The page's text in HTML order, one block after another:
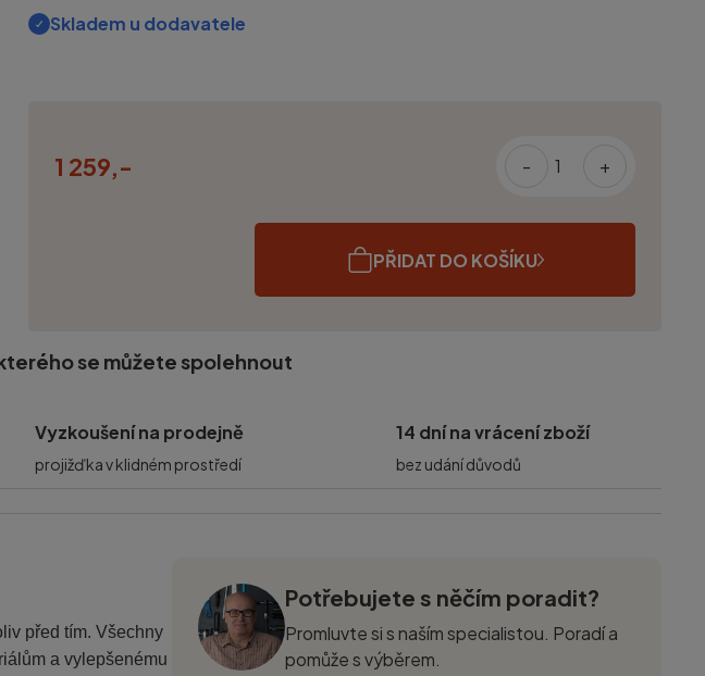
Skladem u dodavatele
1 259,- - +
PŘIDAT DO KOŠÍKU
se můžete spolehnout
Vyzkoušení na prodejně
projižďka v klidném prostředí
14 dní na vrácení zboží
bez udání důvodů
před tím. Všechny
a vylepšenému
Potřebujete s něčím poradit?
Promluvte si s naším specialistou. Poradí a
pomůže s výběrem.